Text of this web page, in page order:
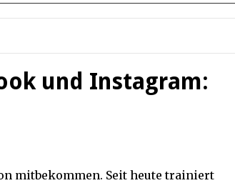
und Instagram:
mitbekommen. Seit heute trainiert